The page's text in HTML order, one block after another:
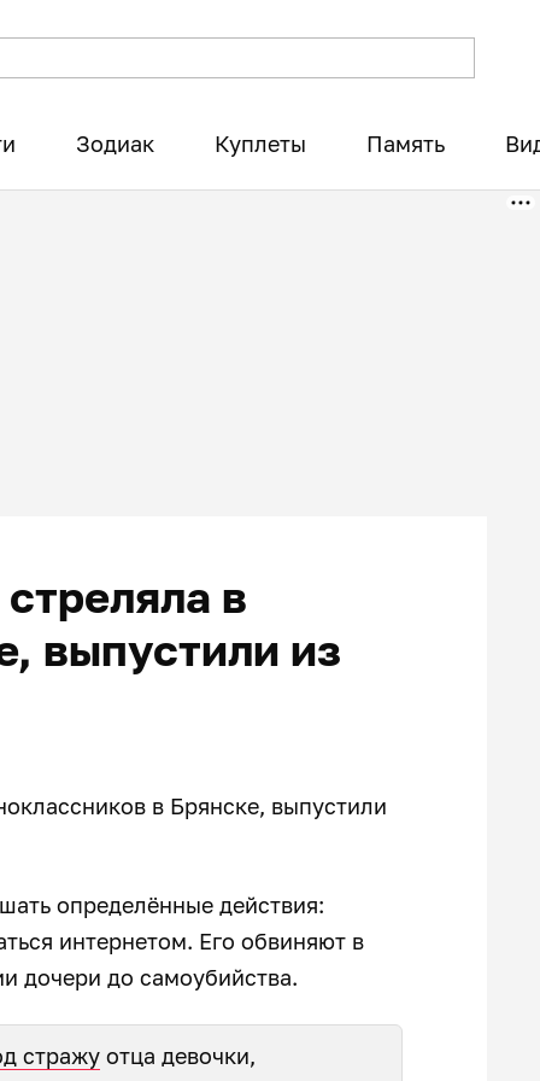
Зодиак Куплеты Память
в
выпустили из
в Брянске, выпустили
определённые действия:
интернетом. Его обвиняют в
дочери до самоубийства.
стражу отца девочки,